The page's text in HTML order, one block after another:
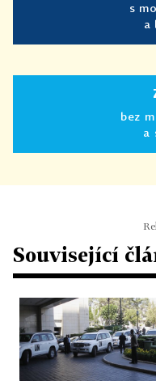
s
a
bez
a
Související